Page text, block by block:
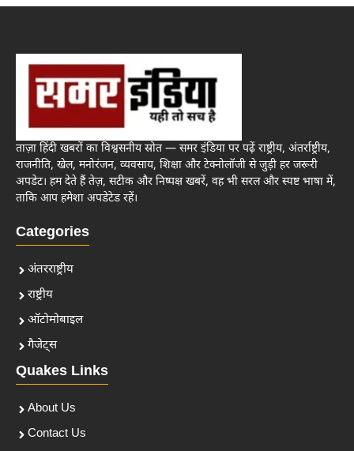
ताज़ा हिंदी खबरों का विश्वसनीय स्रोत — समर इंडिया पर पढ़ें राष्ट्रीय, अंतर्राष्ट्रीय,
राजनीति, खेल, मनोरंजन, व्यवसाय, शिक्षा और टेक्नोलॉजी से जुड़ी हर जरूरी
अपडेट। हम देते हैं तेज़, सटीक और निष्पक्ष खबरें, वह भी सरल और स्पष्ट भाषा में,
ताकि आप हमेशा अपडेटेड रहें।
Categories
अंतरराष्ट्रीय
राष्ट्रीय
ऑटोमोबाइल
गैजेट्स
Quakes Links
About Us
Contact Us